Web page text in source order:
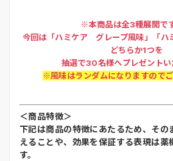
※本商品は全3種展開で
今回は「ハミケア グレープ風味」「ハ
どちらか1つを
抽選で30名様へプレゼントい
※風味はランダムになりますのでご
＜商品特徴＞
下記は商品の特徴にあたるため、その
えることや、効果を保証する表現は薬
す。